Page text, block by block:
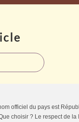
officiel du pays est
choisir ? Le respect de